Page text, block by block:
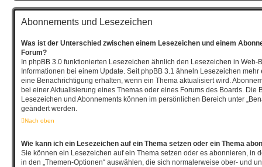
Abonnements und Lesezeichen
Was ist der Unterschied zwischen einem Lesezeichen und einem
Forum?
In phpBB 3.0 funktionierten Lesezeichen ähnlich den Lesezeichen in Web-
Informationen bei einem Update. Seit phpBB 3.1 ähneln Lesezeichen
eine Benachrichtigung erhalten, wenn ein Thema aktualisiert wird.
bei einer Aktualisierung eines Themas oder eines Forums des Boards. Die
Lesezeichen und Abonnements können im persönlichen Bereich unter
geändert werden.
Nach oben
Wie kann ich ein Lesezeichen auf ein Thema setzen oder ein Thema
Sie können ein Lesezeichen auf ein Thema setzen oder es abonnieren, in
in den „Themen-Optionen“ auswählen, die sich normalerweise ober- und